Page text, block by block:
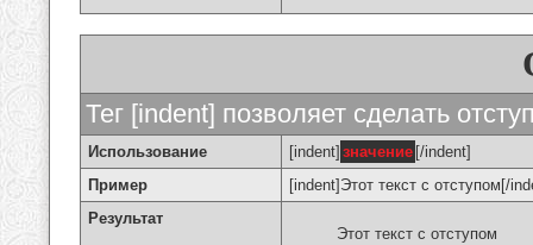
Тег [indent] позволяет сделать
Использование [indent] значение [/indent]
Пример
[indent]Этот текст с отступом[/
Результат
Этот текст с отступом